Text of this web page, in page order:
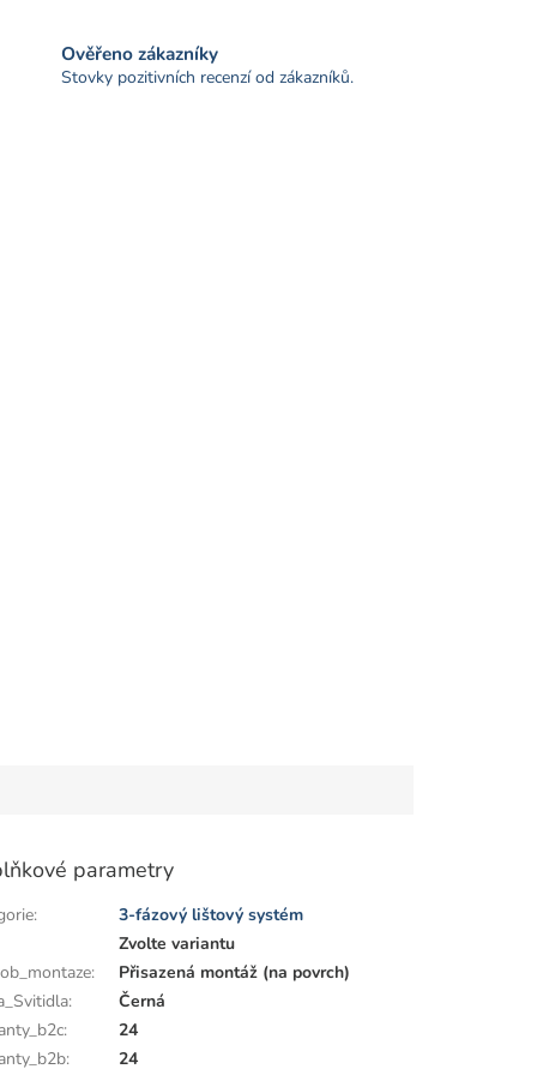
Ověřeno zákazníky
Stovky pozitivních recenzí od zákazníků.
parametry
:
3-fázový lištový systém
Zvolte variantu
:
Přisazená montáž (na povrch)
:
Černá
:
24
: 24